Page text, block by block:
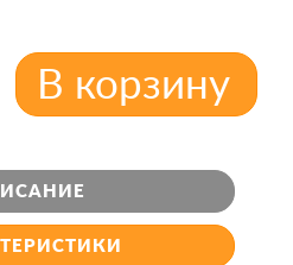
В корзину